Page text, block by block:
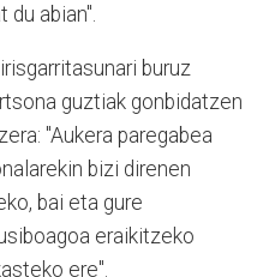
du abian".
buruz
guztiak gonbidatzen
"Aukera paregabea
bizi direnen
bai eta gure
eraikitzeko
ere".